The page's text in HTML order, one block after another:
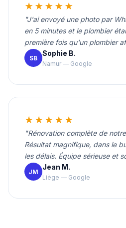
★★★★★
"J'ai envoyé une photo par
en 5 minutes et le plombier
première fois qu'un plombier
SB
Sophie B.
Namur — Google
★★★★★
"Rénovation complète de
Résultat magnifique, dans le
les délais. Équipe sérieuse et
JM
Jean M.
Liège — Google